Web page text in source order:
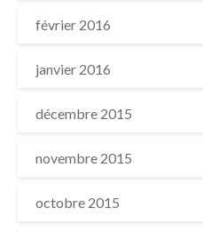
février 2016
janvier 2016
décembre 2015
novembre 2015
octobre 2015